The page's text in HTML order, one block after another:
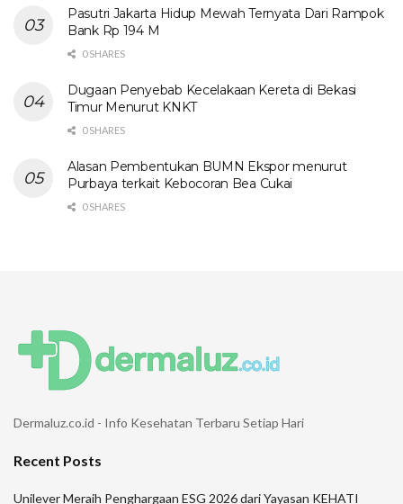
Pasutri Jakarta Hidup Mewah Ternyata Dari Rampok
Bank Rp 194 M
0 SHARES
Dugaan Penyebab Kecelakaan Kereta di Bekasi
Timur Menurut KNKT
0 SHARES
Alasan Pembentukan BUMN Ekspor menurut
Purbaya terkait Kebocoran Bea Cukai
0 SHARES
Dermaluz.co.id - Info Kesehatan Terbaru Setiap Hari
Recent Posts
Unilever Meraih Penghargaan ESG 2026 dari Yayasan KEHATI